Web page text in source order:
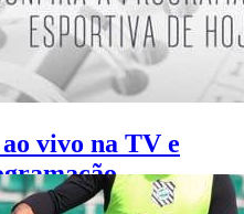
ao vivo na TV e